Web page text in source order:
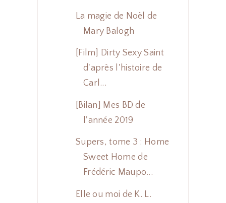
La magie de Noël de
Mary Balogh
[Film] Dirty Sexy Saint
d'après l'histoire de
Carl...
[Bilan] Mes BD de
l'année 2019
Supers, tome 3 : Home
Sweet Home de
Frédéric Maupo...
Elle ou moi de K. L.